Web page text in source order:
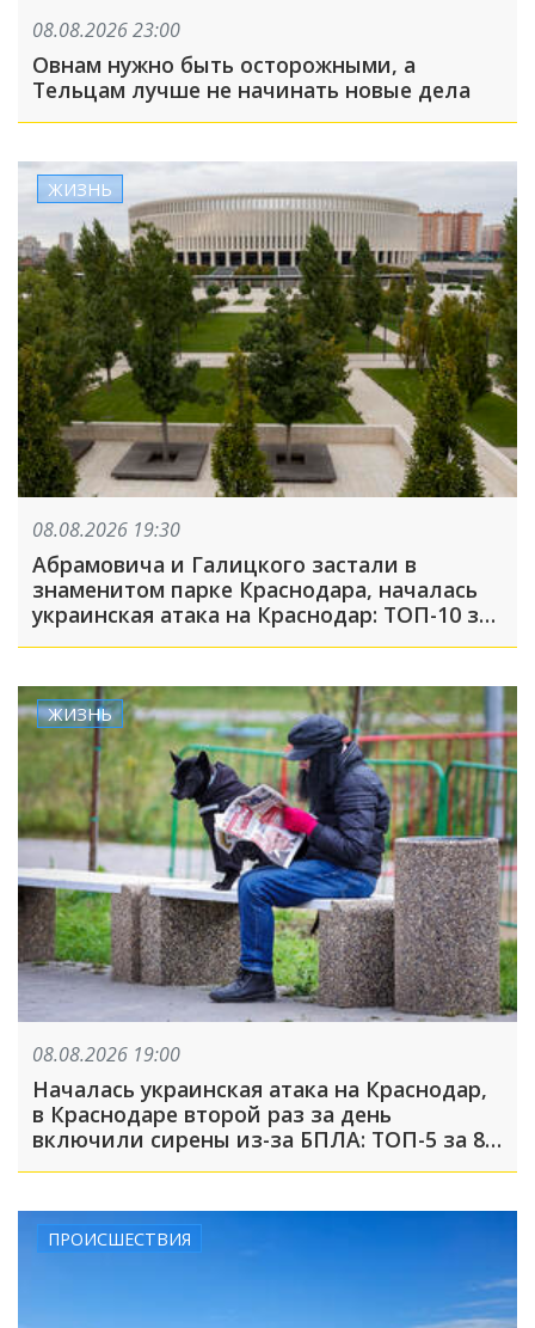
08.08.2026 23:00
Овнам нужно быть осторожными, а
Тельцам лучше не начинать новые дела
ЖИЗНЬ
08.08.2026 19:30
Абрамовича и Галицкого застали в
знаменитом парке Краснодара, началась
украинская атака на Краснодар: ТОП-10 за
ЖИЗНЬ
08.08.2026 19:00
Началась украинская атака на Краснодар,
в Краснодаре второй раз за день
включили сирены из-за БПЛА: ТОП-5 за 8
ПРОИСШЕСТВИЯ